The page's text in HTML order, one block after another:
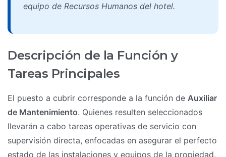
equipo de Recursos Humanos del hotel.
Descripción de la Función y
Tareas Principales
El puesto a cubrir corresponde a la función de Auxiliar
de Mantenimiento. Quienes resulten seleccionados
llevarán a cabo tareas operativas de servicio con
supervisión directa, enfocadas en asegurar el perfecto
estado de las instalaciones y equipos de la propiedad.